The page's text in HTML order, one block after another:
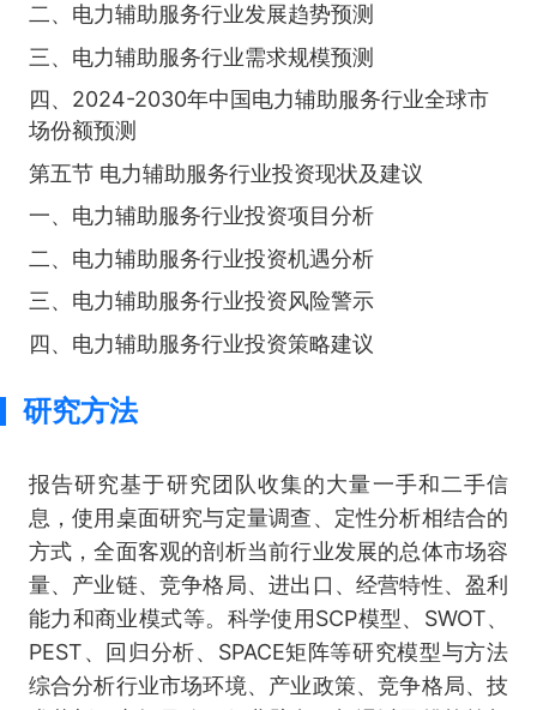
二、电力辅助服务行业发展趋势预测
三、电力辅助服务行业需求规模预测
四、2024-2030年中国电力辅助服务行业全球市
场份额预测
第五节 电力辅助服务行业投资现状及建议
一、电力辅助服务行业投资项目分析
二、电力辅助服务行业投资机遇分析
三、电力辅助服务行业投资风险警示
四、电力辅助服务行业投资策略建议
研究方法
报告研究基于研究团队收集的大量一手和二手信
息，使用桌面研究与定量调查、定性分析相结合的
方式，全面客观的剖析当前行业发展的总体市场容
量、产业链、竞争格局、进出口、经营特性、盈利
能力和商业模式等。科学使用SCP模型、SWOT、
PEST、回归分析、SPACE矩阵等研究模型与方法
综合分析行业市场环境、产业政策、竞争格局、技